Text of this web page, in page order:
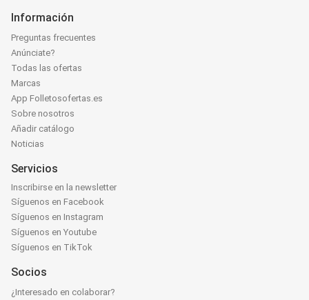
Información
Preguntas frecuentes
Anúnciate?
Todas las ofertas
Marcas
App Folletosofertas.es
Sobre nosotros
Añadir catálogo
Noticias
Servicios
Inscribirse en la newsletter
Síguenos en Facebook
Síguenos en Instagram
Síguenos en Youtube
Síguenos en TikTok
Socios
¿Interesado en colaborar?